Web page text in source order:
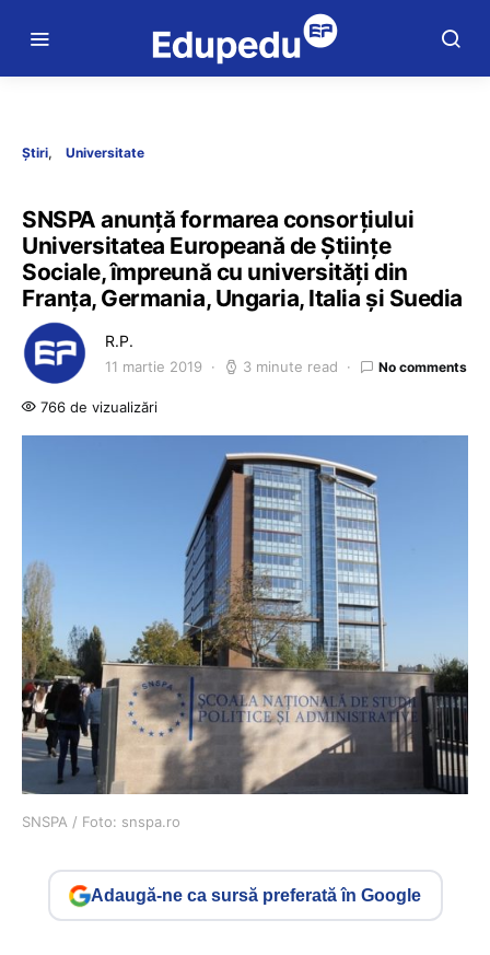
Știri Universitate
SNSPA anunță formarea consorțiului
Universitatea Europeană de Științe
Sociale, împreună cu universități din
Franța, Germania, Ungaria, Italia și Suedia
R.P.
11 martie 2019 3 minute read No comments
766 de vizualizări
SNSPA / Foto: snspa.ro
Adaugă-ne ca sursă preferată în Google